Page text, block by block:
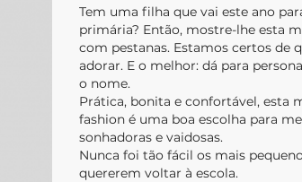
Tem uma filha que vai este ano
primária? Então, mostre-lhe esta
com pestanas. Estamos certos de
adorar. E o melhor: dá para
o nome.
Prática, bonita e confortável, esta
fashion é uma boa escolha para
sonhadoras e vaidosas.
Nunca foi tão fácil os mais
quererem voltar à escola.